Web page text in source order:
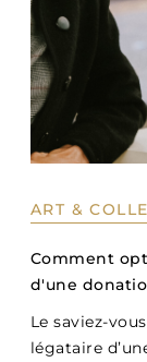
ART &
Comment
d'une
Le saviez-
légataire